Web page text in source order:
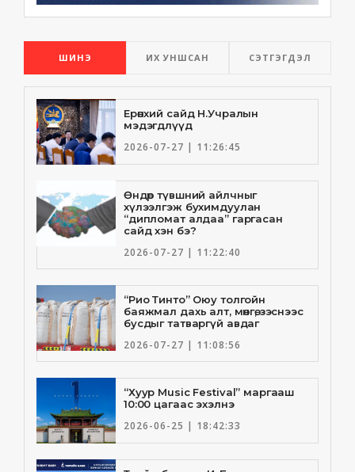
ШИНЭ ИХ УНШСАН СЭТГЭГДЭЛ
Ерөнхий сайд Н.Учралын
мэдэгдлүүд
2026-07-27 | 11:26:45
Өндөр түвшний айлчныг
хүлээлгэж бухимдуулан
“дипломат алдаа” гаргасан
сайд хэн бэ?
2026-07-27 | 11:22:40
“Рио Тинто” Оюу толгойн
баяжмал дахь алт, мөнгө, зэснээс
бусдыг татваргүй авдаг
2026-07-27 | 11:08:56
“Хуур Music Festival” маргааш
10:00 цагаас эхэлнэ
2026-06-25 | 18:42:33